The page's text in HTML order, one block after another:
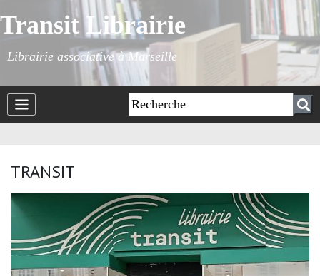
Transit Librairie
Librairie associative à Marseille
TRANSIT